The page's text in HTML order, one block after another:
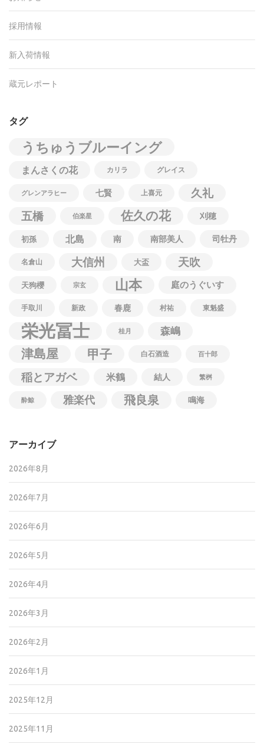
採用情報
新入荷情報
蔵元レポート
タグ
うちゅうブルーイング
まんさくの花 カリラ グレイス
グレンアラヒー 七賢 上喜元
久礼
五橋
伯楽星 佐久の花 刈穂
初孫 北島 南 南部美人 司牡丹
名倉山 大信州 大盃 天吹
天狗櫻 宗玄 山本 庭のうぐいす
手取川 新政 春鹿 村祐 東魁盛
栄光冨士 桂月 森嶋
津島屋 甲子 白石酒造 百十郎
稲とアガベ 米鶴 結人 繁桝
酔鯨 雅楽代 飛良泉 鳴海
アーカイブ
2026年8月
2026年7月
2026年6月
2026年5月
2026年4月
2026年3月
2026年2月
2026年1月
2025年12月
2025年11月